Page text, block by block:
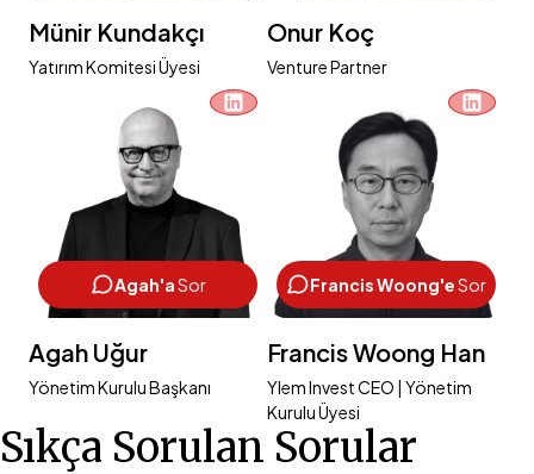
Münir Kundakçı
Yatırım Komitesi Üyesi
Onur Koç
Venture Partner
Agah'aSor
Agah Uğur
Yönetim Kurulu Başkanı
Francis Woong'eSor
Francis Woong Han
Ylem Invest CEO | Yönetim
Kurulu Üyesi
Sıkça Sorulan Sorular